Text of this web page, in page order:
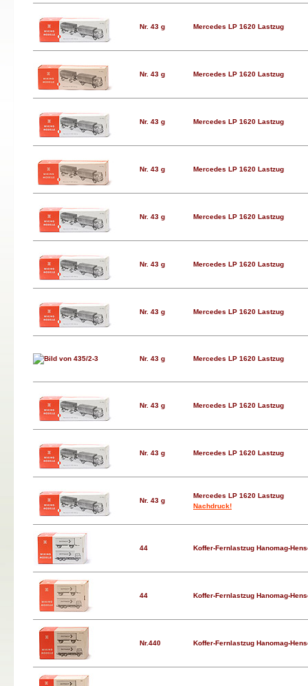
Nr. 43 g Mercedes LP 1620 Lastzug
Nr. 43 g Mercedes LP 1620 Lastzug
Nr. 43 g Mercedes LP 1620 Lastzug
Nr. 43 g Mercedes LP 1620 Lastzug
Nr. 43 g Mercedes LP 1620 Lastzug
Nr. 43 g Mercedes LP 1620 Lastzug
Nr. 43 g Mercedes LP 1620 Lastzug
Nr. 43 g Mercedes LP 1620 Lastzug
Nr. 43 g Mercedes LP 1620 Lastzug
Nr. 43 g Mercedes LP 1620 Lastzug
Nr. 43 g
Mercedes LP 1620 Lastzug
Nachdruck!
44 Koffer-Fernlastzug Hanomag-
44 Koffer-Fernlastzug Hanomag-
Nr.440 Koffer-Fernlastzug Hanomag-